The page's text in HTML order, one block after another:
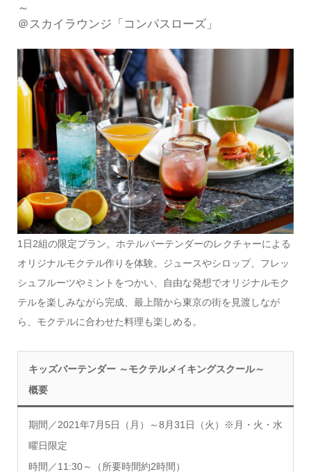
～
＠スカイラウンジ「コンパスローズ」
1日2組の限定プラン。ホテルバーテンダーのレクチャーによる
オリジナルモクテル作りを体験。ジュースやシロップ、フレッ
シュフルーツやミントをつかい、自由な発想でオリジナルモク
テルを楽しみながら完成、最上階から東京の街を見渡しなが
ら、モクテルに合わせた料理も楽しめる。
キッズバーテンダー ～モクテルメイキングスクール～
概要
期間／2021年7月5日（月）～8月31日（火）※月・火・水
曜日限定
時間／11:30～（所要時間約2時間）